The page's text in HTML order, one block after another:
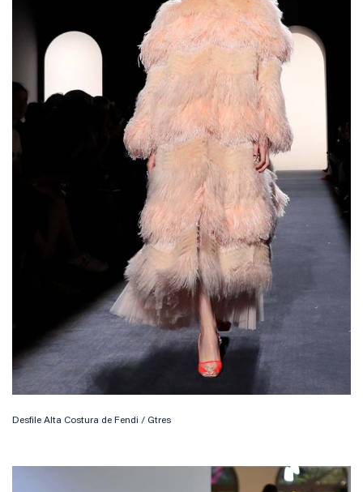
Desfile Alta Costura de Fendi / Gtres